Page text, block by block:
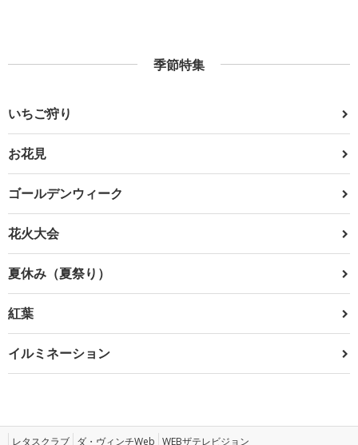
季節特集
いちご狩り
お花見
ゴールデンウィーク
花火大会
夏休み（夏祭り）
紅葉
イルミネーション
レタスクラブ ダ・ヴィンチWeb WEBザテレビジョン